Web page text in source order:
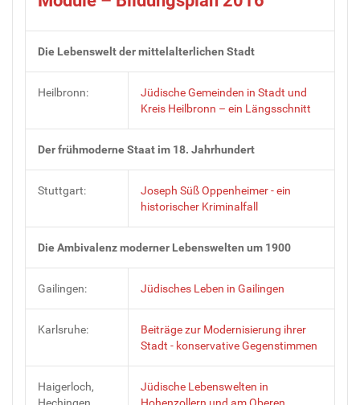
Die Lebenswelt der mittelalterlichen Stadt
Heilbronn:
Jüdische Gemeinden in Stadt und
Kreis Heilbronn – ein Längsschnitt
Der frühmoderne Staat im 18. Jahrhundert
Stuttgart:
Joseph Süß Oppenheimer - ein
historischer Kriminalfall
Die Ambivalenz moderner Lebenswelten um 1900
Gailingen: Jüdisches Leben in Gailingen
Karlsruhe:
Beiträge zur Modernisierung ihrer
Stadt - konservative Gegenstimmen
Haigerloch,
Jüdische Lebenswelten in